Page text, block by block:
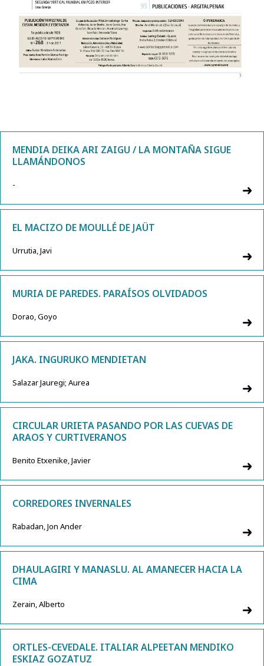
MENDIA DEIKA ARI ZAIGU / LA MONTAÑA SIGUE
LLAMÁNDONOS
-
EL MACIZO DE MOULLÉ DE JAÜT
Urrutia, Javi
MURIA DE PAREDES. PARAÍSOS OLVIDADOS
Dorao, Goyo
JAKA. INGURUKO MENDIETAN
Salazar Jauregi; Aurea
CIRCULAR URIETA PASANDO POR LAS CUEVAS DE
ARAOS Y CURTIVERANOS
Benito Etxenike, Javier
CORREDORES INVERNALES
Rabadan, Jon Ander
DHAULAGIRI Y MANASLU. AL AMANECER HACIA LA
CIMA
Zerain, Alberto
ORTLES-CEVEDALE. ITALIAR ALPEETAN MENDIKO
ESKIAZ GOZATUZ